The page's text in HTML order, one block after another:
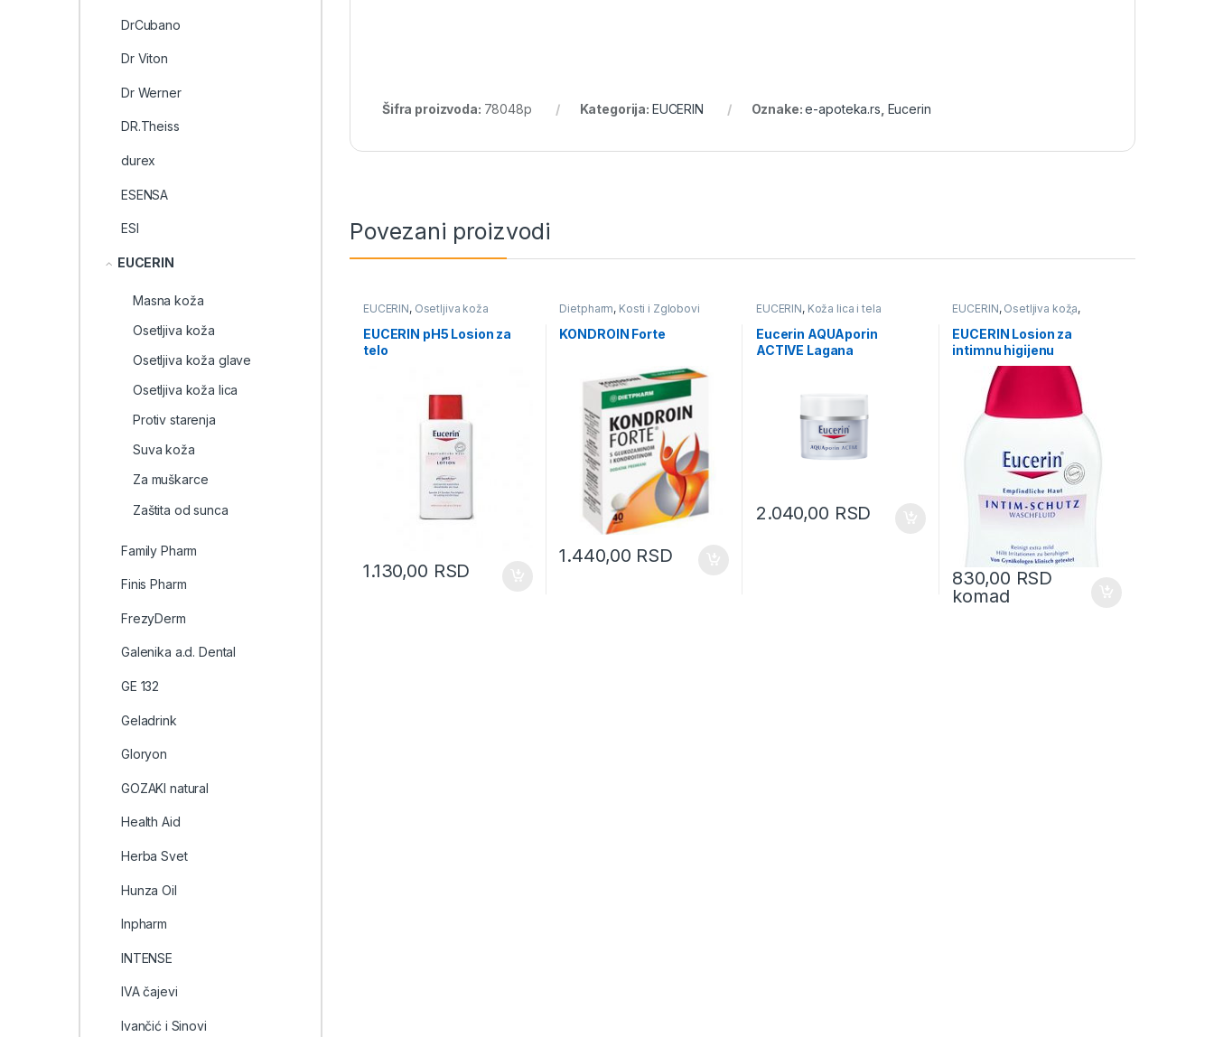
Šifra proizvoda: 78048p Kategorija: EUCERIN Oznake:e-apoteka.rs Eucerin
Povezani proizvodi
EUCERIN, Osetljiva koža
EUCERIN pH5 Losion za
telo
1.130,00 RSD
Dietpharm, Kosti i Zglobovi
KONDROIN Forte
1.440,00 RSD
EUCERIN, Koža lica i tela
Eucerin AQUAporin
ACTIVE Lagana
2.040,00 RSD
EUCERIN, Osetljiva koža,
Intimna nega ŽENE
EUCERIN Losion za
intimnu higijenu
830,00 RSD
komad
DrCubano
Dr Viton
Dr Werner
DR.Theiss
durex
ESENSA
ESI
EUCERIN
Masna koža
Osetljiva koža
Osetljiva koža glave
Osetljiva koža lica
Protiv starenja
Suva koža
Za muškarce
Zaštita od sunca
Family Pharm
Finis Pharm
FrezyDerm
Galenika a.d. Dental
GE 132
Geladrink
Gloryon
GOZAKI natural
Health Aid
Herba Svet
Hunza Oil
Inpharm
INTENSE
IVA čajevi
Ivančić i Sinovi